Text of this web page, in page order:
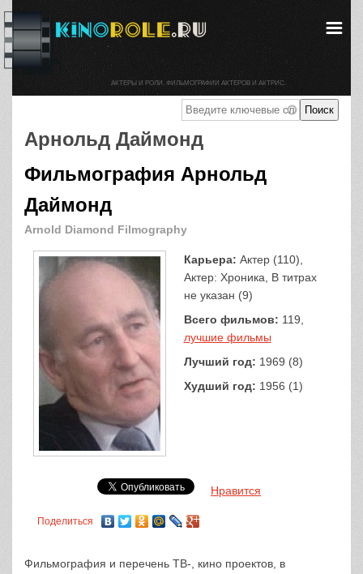
Арнольд Даймонд
Фильмография Арнольд
Даймонд
Arnold Diamond Filmography
Карьера: Актер (110),
Актер: Хроника, В титрах
не указан (9)
Всего фильмов: 119,
лучшие фильмы
Лучший год: 1969 (8)
Худший год: 1956 (1)
Нравится
Поделиться
Фильмография и перечень ТВ-, кино проектов, в
АКТЕРЫ И РОЛИ. ФИЛЬМОГРАФИИ АКТЕРОВ И АКТРИС.